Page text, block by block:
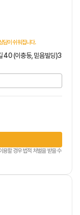
담이 쉬워집니다.
40 (이충동, 믿음빌딩)3
용할 경우 법적 처벌을 받을 수